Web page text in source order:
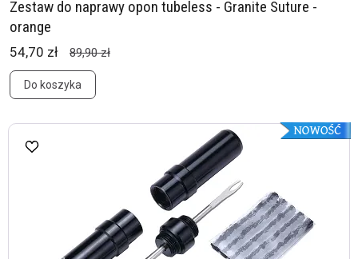
Zestaw do naprawy opon tubeless - Granite Suture -
orange
54,70 zł 89,90 zł
Do koszyka